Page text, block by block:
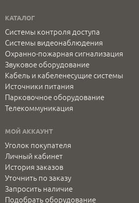
КАТАЛОГ
Системы контроля доступа
Системы видеонаблюдения
Охранно-пожарная сигнализация
Звуковое оборудование
Кабель и кабеленесущие системы
Источники питания
Парковочное оборудование
Телекоммуникация
МОЙ АККАУНТ
Уголок покупателя
Личный кабинет
История заказов
Уточнить по заказу
Запросить наличие
Подобрать оборудование